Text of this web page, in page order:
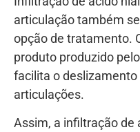
articulação também
opção de tratamento.
produto produzido
facilita o
articulações.
Assim, a infiltração de